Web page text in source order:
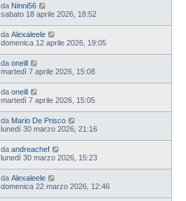
da Ninni56
sabato 18 aprile 2026, 18:52
da Alexaleele
domenica 12 aprile 2026, 19:05
da oneill
martedì 7 aprile 2026, 15:08
da oneill
martedì 7 aprile 2026, 15:05
da Mario De Prisco
lunedì 30 marzo 2026, 21:16
da andreachef
lunedì 30 marzo 2026, 15:23
da Alexaleele
domenica 22 marzo 2026, 12:46